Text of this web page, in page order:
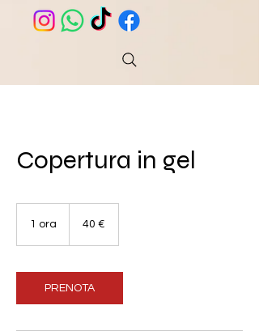
Copertura in gel
1 ora 40 €
PRENOTA